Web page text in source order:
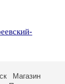
Магазин